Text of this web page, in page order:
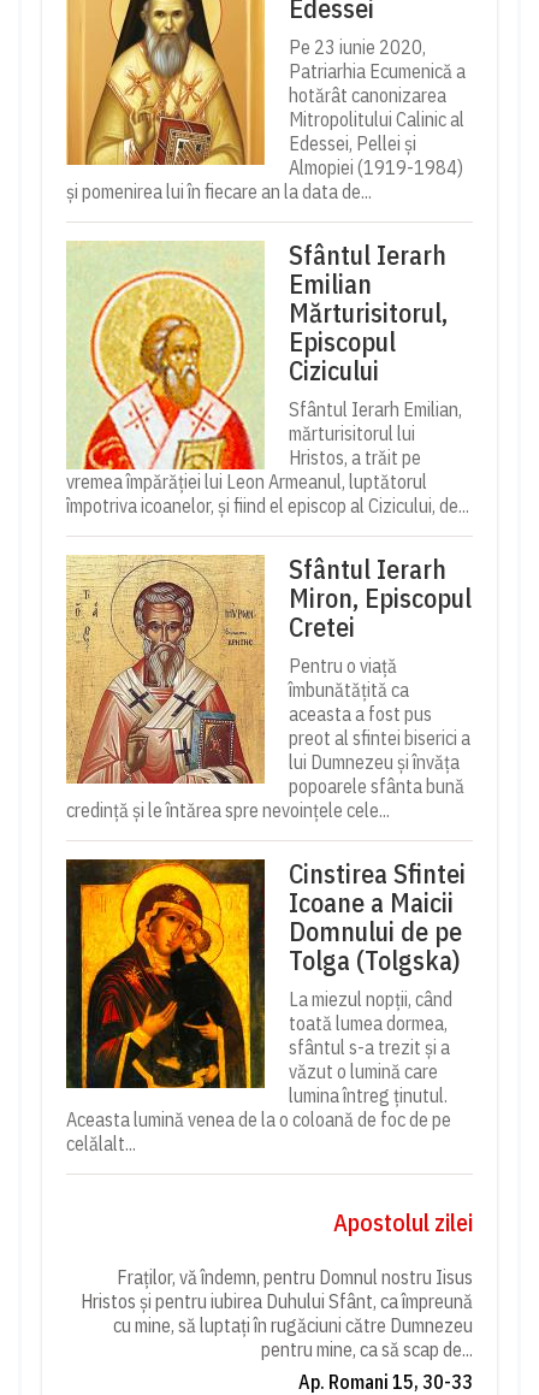
Edessei
Pe 23 iunie 2020,
Patriarhia Ecumenică a
hotărât canonizarea
Mitropolitului Calinic al
Edessei, Pellei și
Almopiei (1919-1984)
și pomenirea lui în fiecare an la data de...
Sfântul Ierarh
Emilian
Mărturisitorul,
Episcopul
Cizicului
Sfântul Ierarh Emilian,
mărturisitorul lui
Hristos, a trăit pe
vremea împărăției lui Leon Armeanul, luptătorul
împotriva icoanelor, și fiind el episcop al Cizicului, de...
Sfântul Ierarh
Miron, Episcopul
Cretei
Pentru o viață
îmbunătățită ca
aceasta a fost pus
preot al sfintei biserici a
lui Dumnezeu și învăța
popoarele sfânta bună
credință și le întărea spre nevoințele cele...
Cinstirea Sfintei
Icoane a Maicii
Domnului de pe
Tolga (Tolgska)
La miezul nopții, când
toată lumea dormea,
sfântul s-a trezit și a
văzut o lumină care
lumina întreg ținutul.
Aceasta lumină venea de la o coloană de foc de pe
celălalt...
Apostolul zilei
Fraților, vă îndemn, pentru Domnul nostru Iisus
Hristos și pentru iubirea Duhului Sfânt, ca împreună
cu mine, să luptați în rugăciuni către Dumnezeu
pentru mine, ca să scap de...
Ap. Romani 15, 30-33